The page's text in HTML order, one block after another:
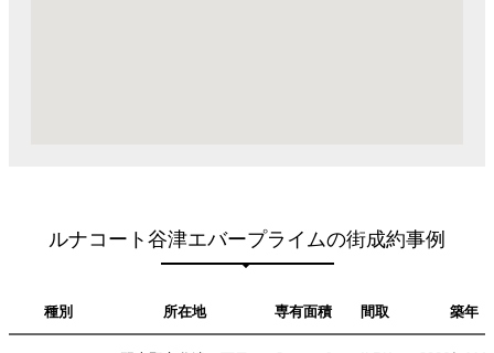
ルナコート谷津エバープライムの街成約事例
種別 所在地 専有面積 間取 築年